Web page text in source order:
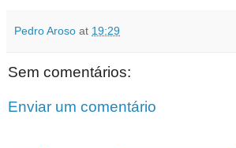
Pedro Aroso at 19:29
Sem comentários:
Enviar um comentário